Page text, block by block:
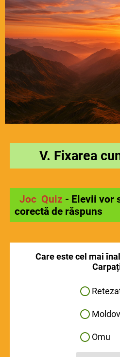
V. Fixarea
Joc Quiz - Elevii vor
corectă de răspuns
Care este cel mai
Omu